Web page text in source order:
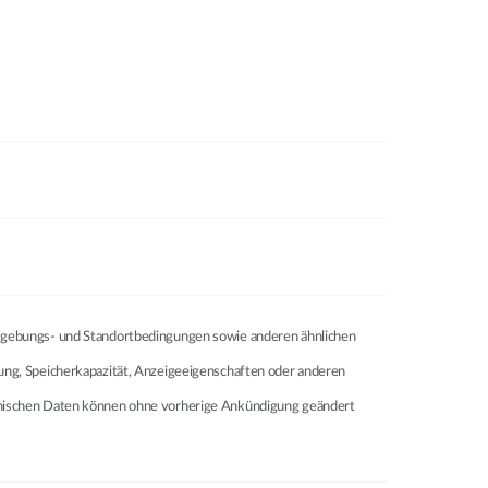
und Standortbedingungen sowie anderen ähnlichen
Speicherkapazität, Anzeigeeigenschaften oder anderen
Daten können ohne vorherige Ankündigung geändert